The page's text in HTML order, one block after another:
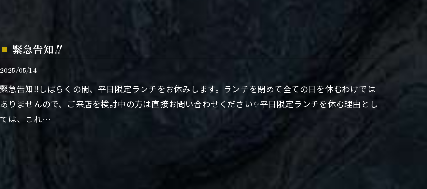
緊急告知‼️
2025/05/14
緊急告知‼️しばらくの間、平日限定ランチをお休みします。ランチを閉めて全ての日を休むわけでは
ありませんので、ご来店を検討中の方は直接お問い合わせください✨平日限定ランチを休む理由とし
ては、これ…